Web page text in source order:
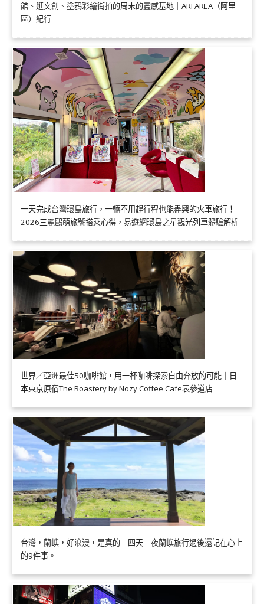
館、逛文創、塗鴉彩繪街拍的周末的靈感基地｜ARI AREA（阿里
區）紀行
一天完成台灣環島旅行，一輛不用趕行程也能盡興的火車旅行！
2026三麗鷗萌旅號搭乘心得，易遊網環島之星觀光列車體驗解析
世界／亞洲最佳50咖啡館，用一杯咖啡探索自由奔放的可能｜日
本東京原宿The Roastery by Nozy Coffee Cafe表參道店
台灣，蘭嶼，好浪漫，是真的｜四天三夜蘭嶼旅行過後還記在心上
的9件事。